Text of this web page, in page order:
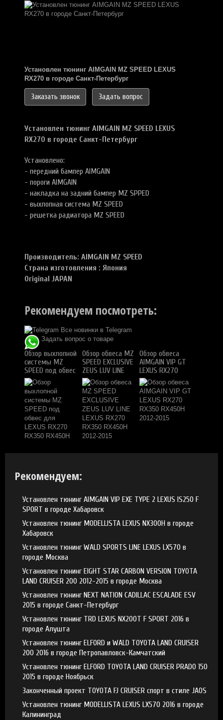
Установлен тюнинг AIMGAIN MZ SPEED LEXUS
RX270 в городе Санкт-Петербург
Заказать звонок Задать вопрос
Установлен тюнинг AIMGAIN MZ SPEED LEXUS
RX270 в городе Санкт-Петербург
Установлено:
- передний бампер AIMGAIN
- пороги AIMGAIN
- накладка на задний бампер MZ SPPED
- выхлопная система MZ SPEED
- решетка радиатора MZ SPEED
Производитель: AIMGAIN MZ SPEED
Страна изготовления : Япония
Original JAPAN
Рекомендуем посмотреть:
Все новинки в Telegram
Задать вопрос о товаре
Обзор выхлопной
системы MZ
SPEED под обвес
для LEXUS
RX270 RX350
RX450H
Обзор обвеса MZ
SPEED EXCLUSIVE
ZEUS LUV LINE
LEXUS RX270
RX350 RX450H
2012-2015
Обзор обвеса
AIMGAIN VIP GT
LEXUS RX270
RX350 RX450H
2012-2015
Рекомендуем:
Установлен тюнинг AIMGAIN VIP EXE TYPE 2 LEXUS IS250 F
SPORT в городе Хабаровск
Установлен тюнинг MODELLISTA LEXUS NX300H в городе
Хабаровск
Установлен тюнинг WALD SPORTS LINE LEXUS LX570 в
городе Москва
Установлен тюнинг EIGHT STAR CARBON VERSION TOYOTA
LAND CRUISER 200 2012-2015 в городе Москва
Установлен тюнинг NEXT NATION CADILLAC ESCALADE ESV
2015 в городе Санкт-Петербург
Установлен тюнинг TRD LEXUS NX200T F SPORT 2016 в
городе Алушта
Установлен тюнинг ELFORD и WALD TOYOTA LAND CRUISER
200 2016 в городе Петропавловск-Камчатский
Установлен тюнинг ELFORD TOYOTA LAND CRUISER PRADO 150
2015 в городе Ноябрьск
Законченный проект TOYOTA FJ CRUISER спорт в стиле JAOS
Установлен тюнинг MODELLISTA LEXUS LX570 2016 в городе
Калининград